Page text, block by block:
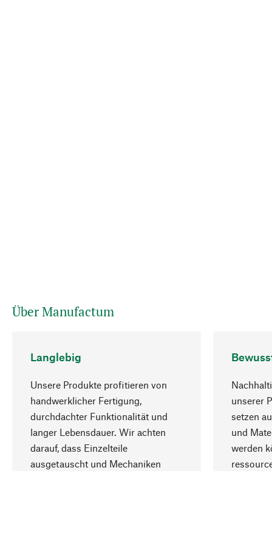
Über Manufactum
Langlebig
Unsere Produkte profitieren von
handwerklicher Fertigung,
durchdachter Funktionalität und
langer Lebensdauer. Wir achten
darauf, dass Einzelteile
ausgetauscht und Mechaniken
unserer
setzen
und
werden